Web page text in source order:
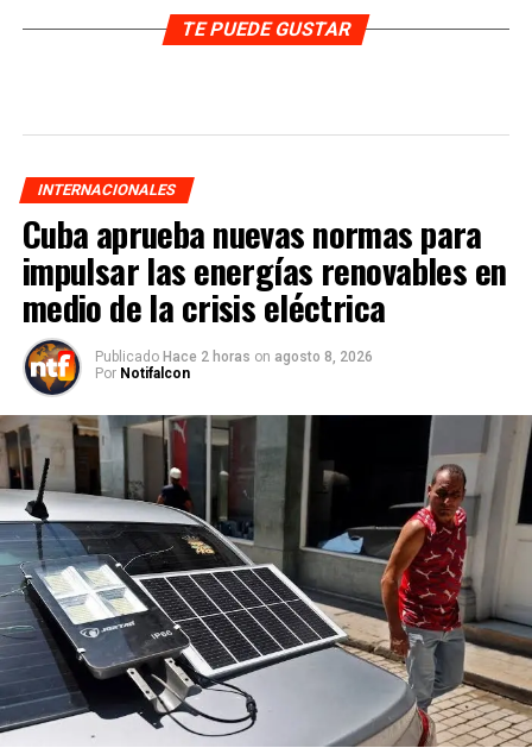
TE PUEDE GUSTAR
INTERNACIONALES
Cuba aprueba nuevas normas para
impulsar las energías renovables en
medio de la crisis eléctrica
Publicado Hace 2 horas on agosto 8, 2026
Por Notifalcon